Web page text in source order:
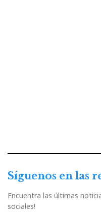
Síguenos en las
Encuentra las últimas
sociales!